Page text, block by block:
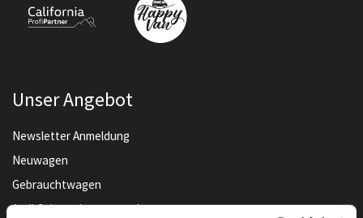
Unser Angebot
Newsletter Anmeldung
Neuwagen
Gebrauchtwagen
Audi Gebrauchtwagen :plus